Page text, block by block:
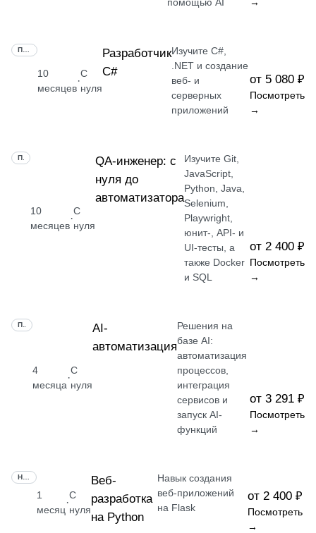
10
месяцев
·
С
нуля
Разработчик
C#
Изучите C#,
.NET и создание
веб- и
серверных
приложений
от 5 080 ₽
Посмотреть
→
ПРОФЕССИЯ
10
месяцев
·
С
нуля
QA-инженер: с
нуля до
автоматизатора
Изучите Git,
JavaScript,
Python, Java,
Selenium,
Playwright,
юнит-, API- и
UI-тесты, а
также Docker
и SQL
от 2 400 ₽
Посмотреть
→
4
месяца
·
С
нуля
AI-
автоматизация
Решения на
базе AI:
автоматизация
процессов,
интеграция
сервисов и
запуск AI-
функций
от 3 291 ₽
Посмотреть
→
1
месяц
·
С
нуля
Веб-
разработка
на Python
Навык создания
веб-приложений
на Flask
от 2 400 ₽
Посмотреть
→